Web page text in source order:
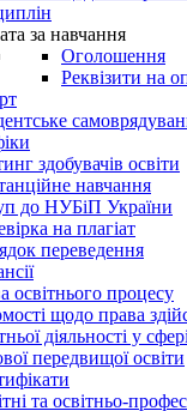
за навчання
Оголошення
Реквізити на
здобувачів освіти
навчання
до НУБіП України
на плагіат
переведення
освітнього процесу
щодо права
діяльності у сфері
передвищої освіти
та освітньо-